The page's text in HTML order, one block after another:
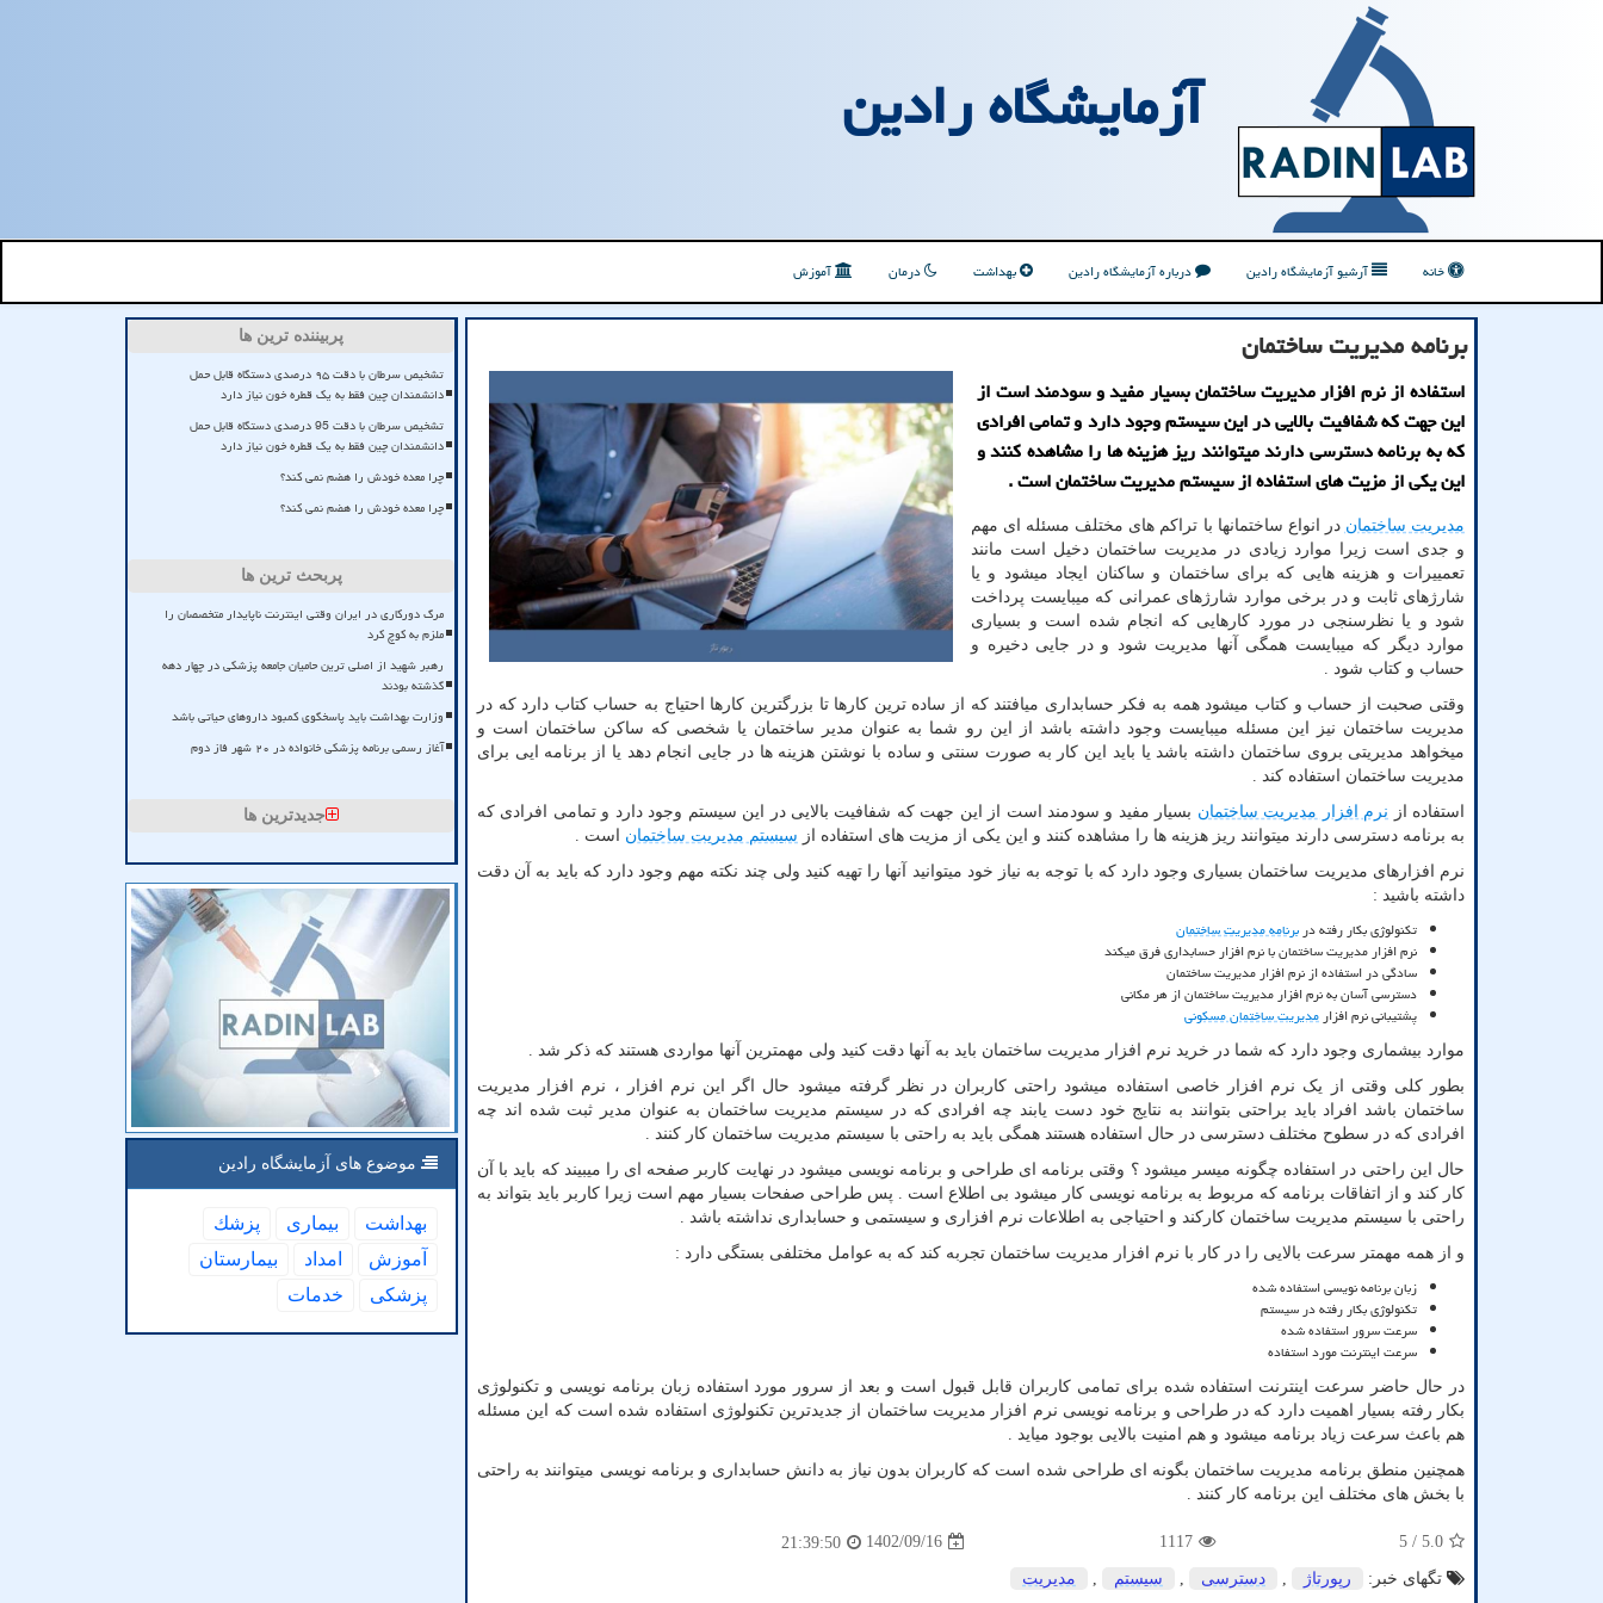
آزمایشگاه رادین
خانه آرشیو آزمایشگاه رادین درباره آزمایشگاه رادین بهداشت درمان آموزش
برنامه مدیریت ساختمان
استفاده از نرم افزار مدیریت ساختمان بسیار مفید و سودمند است از
این جهت که شفافیت بالایی در این سیستم وجود دارد و تمامی افرادی
که به برنامه دسترسی دارند میتوانند ریز هزینه ها را مشاهده کنند و
این یکی از مزیت های استفاده از سیستم مدیریت ساختمان است .
مدیریت ساختمان در انواع ساختمانها با تراکم های مختلف مسئله ای مهم
و جدی است زیرا موارد زیادی در مدیریت ساختمان دخیل است مانند
تعمییرات و هزینه هایی که برای ساختمان و ساکنان ایجاد میشود و یا
شارژهای ثابت و در برخی موارد شارژهای عمرانی که میبایست پرداخت
شود و یا نظرسنجی در مورد کارهایی که انجام شده است و بسیاری
موارد دیگر که میبایست همگی آنها مدیریت شود و در جایی دخیره و
حساب و کتاب شود .
وقتی صحبت از حساب و کتاب میشود همه به فکر حسابداری میافتند که از ساده ترین کارها تا بزرگترین کارها احتیاج به حساب کتاب دارد که در
مدیریت ساختمان نیز این مسئله میبایست وجود داشته باشد از این رو شما به عنوان مدیر ساختمان یا شخصی که ساکن ساختمان است و
میخواهد مدیریتی بروی ساختمان داشته باشد یا باید این کار به صورت سنتی و ساده با نوشتن هزینه ها در جایی انجام دهد یا از برنامه ایی برای
مدیریت ساختمان استفاده کند .
استفاده از نرم افزار مدیریت ساختمان بسیار مفید و سودمند است از این جهت که شفافیت بالایی در این سیستم وجود دارد و تمامی افرادی که
به برنامه دسترسی دارند میتوانند ریز هزینه ها را مشاهده کنند و این یکی از مزیت های استفاده از سیستم مدیریت ساختمان است .
نرم افزارهای مدیریت ساختمان بسیاری وجود دارد که با توجه به نیاز خود میتوانید آنها را تهیه کنید ولی چند نکته مهم وجود دارد که باید به آن دقت
داشته باشید :
تکنولوژی بکار رفته در برنامه مدیریت ساختمان
نرم افزار مدیریت ساختمان با نرم افزار حسابداری فرق میکند
سادگی در استفاده از نرم افزار مدیریت ساختمان
دسترسی آسان به نرم افزار مدیریت ساختمان از هر مکانی
پشتیبانی نرم افزار مدیریت ساختمان مسکونی
موارد بیشماری وجود دارد که شما در خرید نرم افزار مدیریت ساختمان باید به آنها دقت کنید ولی مهمترین آنها مواردی هستند که ذکر شد .
بطور کلی وقتی از یک نرم افزار خاصی استفاده میشود راحتی کاربران در نظر گرفته میشود حال اگر این نرم افزار ، نرم افزار مدیریت
ساختمان باشد افراد باید براحتی بتوانند به نتایج خود دست یابند چه افرادی که در سیستم مدیریت ساختمان به عنوان مدیر ثبت شده اند چه
افرادی که در سطوح مختلف دسترسی در حال استفاده هستند همگی باید به راحتی با سیستم مدیریت ساختمان کار کنند .
حال این راحتی در استفاده چگونه میسر میشود ؟ وقتی برنامه ای طراحی و برنامه نویسی میشود در نهایت کاربر صفحه ای را میبیند که باید با آن
کار کند و از اتفاقات برنامه که مربوط به برنامه نویسی کار میشود بی اطلاع است . پس طراحی صفحات بسیار مهم است زیرا کاربر باید بتواند به
راحتی با سیستم مدیریت ساختمان کارکند و احتیاجی به اطلاعات نرم افزاری و سیستمی و حسابداری نداشته باشد .
و از همه مهمتر سرعت بالایی را در کار با نرم افزار مدیریت ساختمان تجربه کند که به عوامل مختلفی بستگی دارد :
زبان برنامه نویسی استفاده شده
تکنولوژی بکار رفته در سیستم
سرعت سرور استفاده شده
سرعت اینترنت مورد استفاده
در حال حاضر سرعت اینترنت استفاده شده برای تمامی کاربران قابل قبول است و بعد از سرور مورد استفاده زبان برنامه نویسی و تکنولوژی
بکار رفته بسیار اهمیت دارد که در طراحی و برنامه نویسی نرم افزار مدیریت ساختمان از جدیدترین تکنولوژی استفاده شده است که این مسئله
هم باعث سرعت زیاد برنامه میشود و هم امنیت بالایی بوجود میاید .
همچنین منطق برنامه مدیریت ساختمان بگونه ای طراحی شده است که کاربران بدون نیاز به دانش حسابداری و برنامه نویسی میتوانند به راحتی
با بخش های مختلف این برنامه کار کنند .
5.0
/ 5
1117
1402/09/16
21:39:50
تگهای خبر:
رپورتاژ دسترسی سیستم مدیریت
پربیننده ترین ها
تشخیص سرطان با دقت ۹۵ درصدی دستگاه قابل حمل
دانشمندان چین فقط به یک قطره خون نیاز دارد
تشخیص سرطان با دقت 95 درصدی دستگاه قابل حمل
دانشمندان چین فقط به یک قطره خون نیاز دارد
چرا معده خودش را هضم نمی کند؟
چرا معده خودش را هضم نمی کند؟
پربحث ترین ها
مرگ دورکاری در ایران وقتی اینترنت ناپایدار متخصصان را
ملزم به کوچ کرد
رهبر شهید از اصلی ترین حامیان جامعه پزشکی در چهار دهه
گذشته بودند
وزارت بهداشت باید پاسخگوی کمبود داروهای حیاتی باشد
آغاز رسمی برنامه پزشکی خانواده در ۲۰ شهر فاز دوم
جدیدترین ها
موضوع های آزمایشگاه رادین
بهداشت بیماری
پزشك
آموزش
امداد
بیمارستان
پزشكی
خدمات